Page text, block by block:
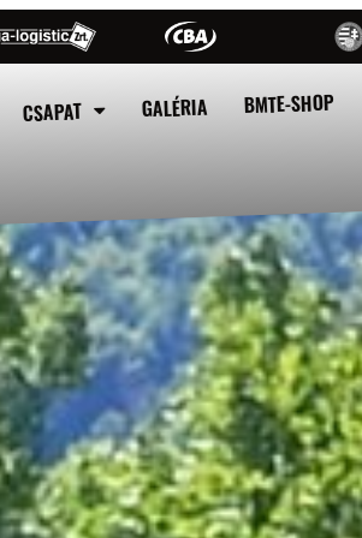
CSAPAT GALÉRIA BMTE-SHOP